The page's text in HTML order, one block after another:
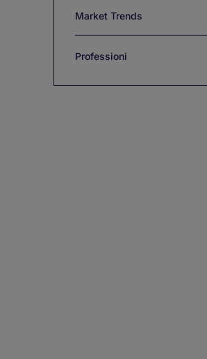
Market Trends
Professioni